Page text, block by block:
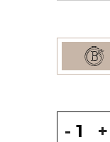
- +